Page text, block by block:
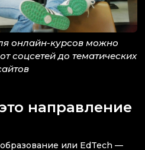
онлайн-курсов можно
соцсетей до тематических
направление
или EdTech —